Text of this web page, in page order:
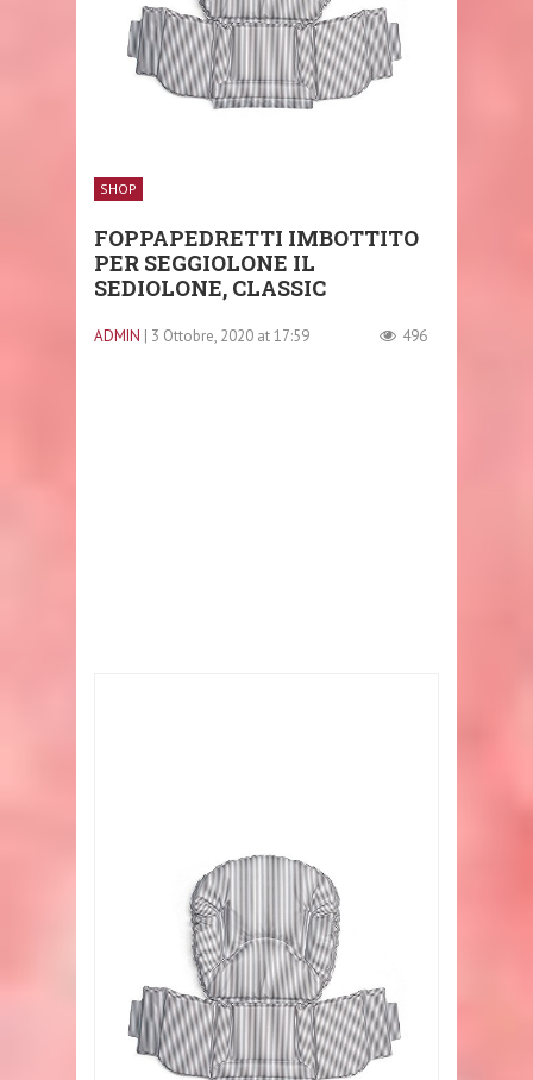
SHOP
FOPPAPEDRETTI IMBOTTITO
PER SEGGIOLONE IL
SEDIOLONE, CLASSIC
ADMIN | 3 Ottobre, 2020 at 17:59 496